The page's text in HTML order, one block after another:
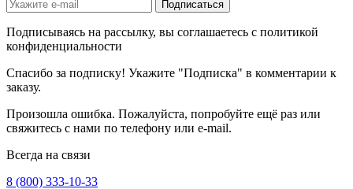
Подписаться
Подписываясь на рассылку, вы соглашаетесь с политикой
конфиденциальности
Спасибо за подписку! Укажите "Подписка" в комментарии к
заказу.
Произошла ошибка. Пожалуйста, попробуйте ещё раз или
свяжитесь с нами по телефону или e-mail.
Всегда на связи
8 (800) 333-10-33